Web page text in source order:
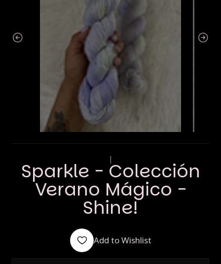
|
Sparkle - Colección
Verano Mágico -
Shine!
Add to Wishlist